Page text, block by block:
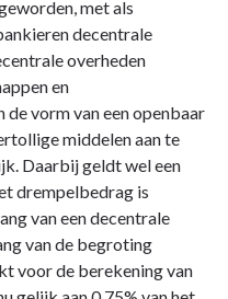
met als
decentrale
overheden
en
vorm van een openbaar
middelen aan te
Daarbij geldt wel een
drempelbedrag is
van een decentrale
van de begroting
voor de berekening van